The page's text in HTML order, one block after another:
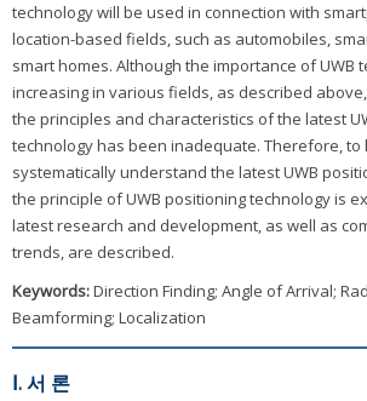
technology will be used in connection with
location-based fields, such as automobiles,
smart homes. Although the importance of UWB
increasing in various fields, as described
the principles and characteristics of the latest
technology has been inadequate. Therefore, to
systematically understand the latest UWB
the principle of UWB positioning technology is
latest research and development, as well as
trends, are described.
Keywords:Direction Finding; Angle of Arrival;
Beamforming; Localization
Ⅰ. 서 론